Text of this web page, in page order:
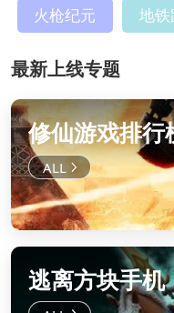
火枪纪元
地
最新上线专题
修仙游戏排行
逃离方块手机